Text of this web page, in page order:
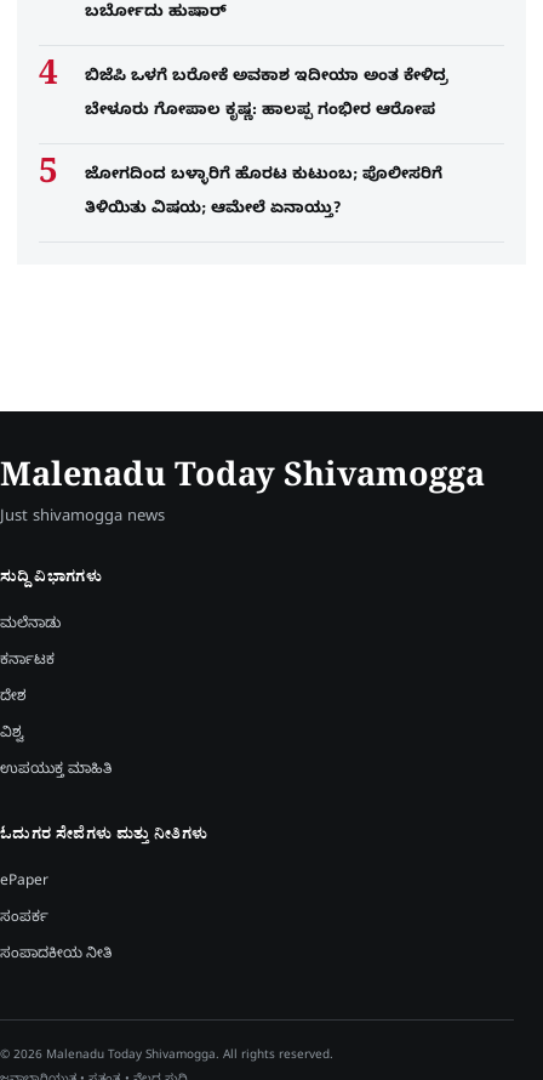
ಬರ್ಬೋದು ಹುಷಾರ್​​
ಬಿಜೆಪಿ ಒಳಗೆ ಬರೋಕೆ ಅವಕಾಶ ಇದೀಯಾ ಅಂತ ಕೇಳಿದ್ರ
ಬೇಳೂರು ಗೋಪಾಲ ಕೃಷ್ಣ: ಹಾಲಪ್ಪ ಗಂಭೀರ ಆರೋಪ
ಜೋಗದಿಂದ ಬಳ್ಳಾರಿಗೆ ಹೊರಟ ಕುಟುಂಬ; ಪೊಲೀಸರಿಗೆ
ತಿಳಿಯಿತು ವಿಷಯ; ಆಮೇಲೆ ಏನಾಯ್ತು?
Malenadu Today Shivamogga
Just shivamogga news
ಸುದ್ದಿ ವಿಭಾಗಗಳು
ಮಲೆನಾಡು
ಕರ್ನಾಟಕ
ದೇಶ
ವಿಶ್ವ
ಉಪಯುಕ್ತ ಮಾಹಿತಿ
ಓದುಗರ ಸೇವೆಗಳು ಮತ್ತು ನೀತಿಗಳು
ePaper
ಸಂಪರ್ಕ
ಸಂಪಾದಕೀಯ ನೀತಿ
© 2026 Malenadu Today Shivamogga. All rights reserved.